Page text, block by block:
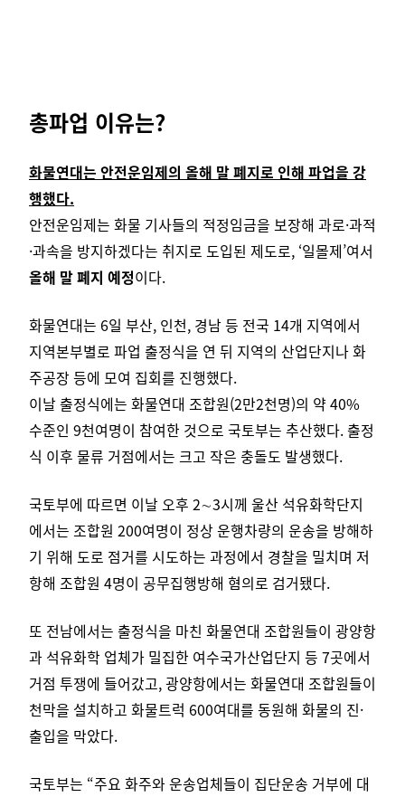
총파업 이유는?
화물연대는 안전운임제의 올해 말 폐지로 인해 파업을 강
행했다.
안전운임제는 화물 기사들의 적정임금을 보장해 과로·과적
·과속을 방지하겠다는 취지로 도입된 제도로, ‘일몰제’여서
올해 말 폐지 예정이다.
화물연대는 6일 부산, 인천, 경남 등 전국 14개 지역에서
지역본부별로 파업 출정식을 연 뒤 지역의 산업단지나 화
주공장 등에 모여 집회를 진행했다.
이날 출정식에는 화물연대 조합원(2만2천명)의 약 40%
수준인 9천여명이 참여한 것으로 국토부는 추산했다.출정
식 이후 물류 거점에서는 크고 작은 충돌도 발생했다.
국토부에 따르면 이날 오후 2∼3시께 울산 석유화학단지
에서는 조합원 200여명이 정상 운행차량의 운송을 방해하
기 위해 도로 점거를 시도하는 과정에서 경찰을 밀치며 저
항해 조합원 4명이 공무집행방해 혐의로 검거됐다.
또 전남에서는 출정식을 마친 화물연대 조합원들이 광양항
과 석유화학 업체가 밀집한 여수국가산업단지 등 7곳에서
거점 투쟁에 들어갔고, 광양항에서는 화물연대 조합원들이
천막을 설치하고 화물트럭 600여대를 동원해 화물의 진·
출입을 막았다.
국토부는 “주요 화주와 운송업체들이 집단운송 거부에 대